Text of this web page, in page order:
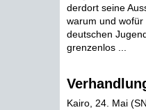
derdort seine
warum und
deutschen
grenzenlos ...
Kairo, 24. Mai